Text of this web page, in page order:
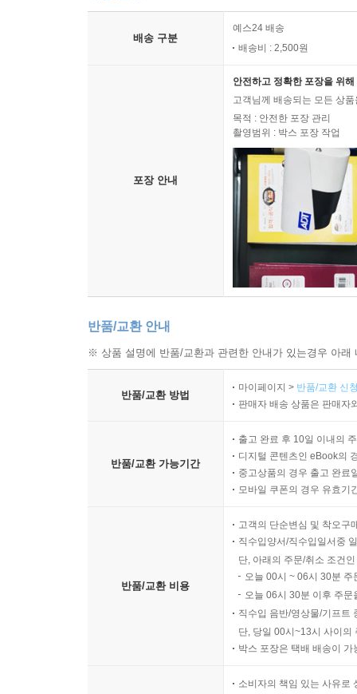
배송 구분
예스24 배송
배송비 : 2,500원
포장 안내
안전하고 정확한 포장을 위
고객님께 배송되는 모든 상
목적 : 안전한 포장 관리
촬영범위 : 박스 포장 작업
반품/교환 안내
※ 상품 설명에 반품/교환과 관련한 안내가 있는경우 아
반품/교환 방법
마이페이지 > 반품/교환 신
판매자 배송 상품은 판매자
반품/교환 가능기간
출고 완료 후 10일 이내의
디지털 콘텐츠인 eBook의
중고상품의 경우 출고 완료
모바일 쿠폰의 경우 유효기
반품/교환 비용
고객의 단순변심 및 착오구
직수입양서/직수입일서중
단, 아래의 주문/취소 조건
오늘 00시 ~ 06시 30분
오늘 06시 30분 이후 주
직수입 음반/영상물/기프트
단, 당일 00시~13시 사이의
박스 포장은 택배 배송이
소비자의 책임 있는 사유로